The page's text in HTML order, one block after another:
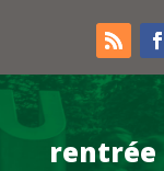
rentrée